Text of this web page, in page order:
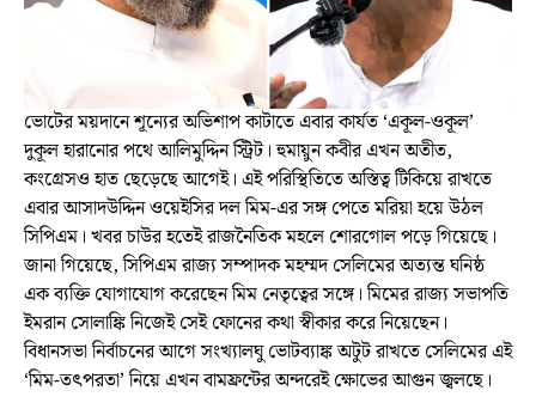
ভোটের ময়দানে শূন্যের অভিশাপ কাটাতে এবার কার্যত ‘একূল-ওকূল’
দুকূল হারানোর পথে আলিমুদ্দিন স্ট্রিট। হুমায়ুন কবীর এখন অতীত,
কংগ্রেসও হাত ছেড়েছে আগেই। এই পরিস্থিতিতে অস্তিত্ব টিকিয়ে রাখতে
এবার আসাদউদ্দিন ওয়েইসির দল মিম-এর সঙ্গ পেতে মরিয়া হয়ে উঠল
সিপিএম। খবর চাউর হতেই রাজনৈতিক মহলে শোরগোল পড়ে গিয়েছে।
জানা গিয়েছে, সিপিএম রাজ্য সম্পাদক মহম্মদ সেলিমের অত্যন্ত ঘনিষ্ঠ
এক ব্যক্তি যোগাযোগ করেছেন মিম নেতৃত্বের সঙ্গে। মিমের রাজ্য সভাপতি
ইমরান সোলাঙ্কি নিজেই সেই ফোনের কথা স্বীকার করে নিয়েছেন।
বিধানসভা নির্বাচনের আগে সংখ্যালঘু ভোটব্যাঙ্ক অটুট রাখতে সেলিমের এই
‘মিম-তৎপরতা’ নিয়ে এখন বামফ্রন্টের অন্দরেই ক্ষোভের আগুন জ্বলছে।